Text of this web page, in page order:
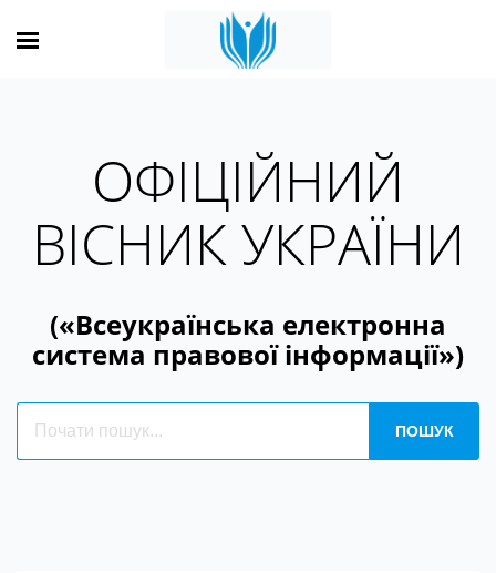
ОФІЦІЙНИЙ
ВІСНИК УКРАЇНИ
(«Всеукраїнська електронна
система правової інформації»)